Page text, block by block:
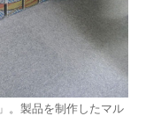
。製品を制作したマル